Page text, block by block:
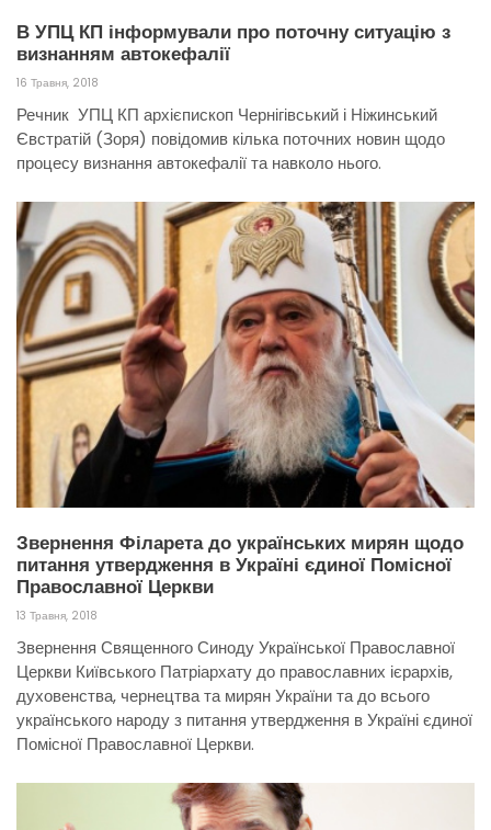
В УПЦ КП інформували про поточну ситуацію з
визнанням автокефалії
16 Травня, 2018
Речник УПЦ КП архієпископ Чернігівський і Ніжинський
Євстратій (Зоря) повідомив кілька поточних новин щодо
процесу визнання автокефалії та навколо нього.
Звернення Філарета до українських мирян щодо
питання утвердження в Україні єдиної Помісної
Православної Церкви
13 Травня, 2018
Звернення Священного Синоду Української Православної
Церкви Київського Патріархату до православних ієрархів,
духовенства, чернецтва та мирян України та до всього
українського народу з питання утвердження в Україні єдиної
Помісної Православної Церкви.